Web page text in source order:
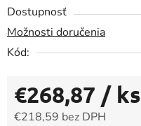
Dostupnosť
Možnosti doručenia
Kód:
€268,87 / ks
€218,59 bez DPH